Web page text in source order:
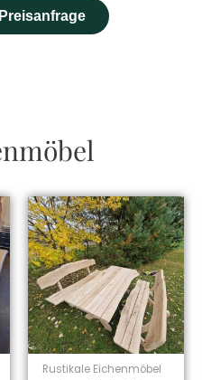
Rustikale Eichenmöbel